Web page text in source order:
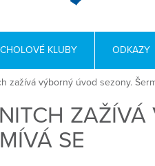
KLUBY ODKAZY
zažívá výborný úvod sezony.
SE